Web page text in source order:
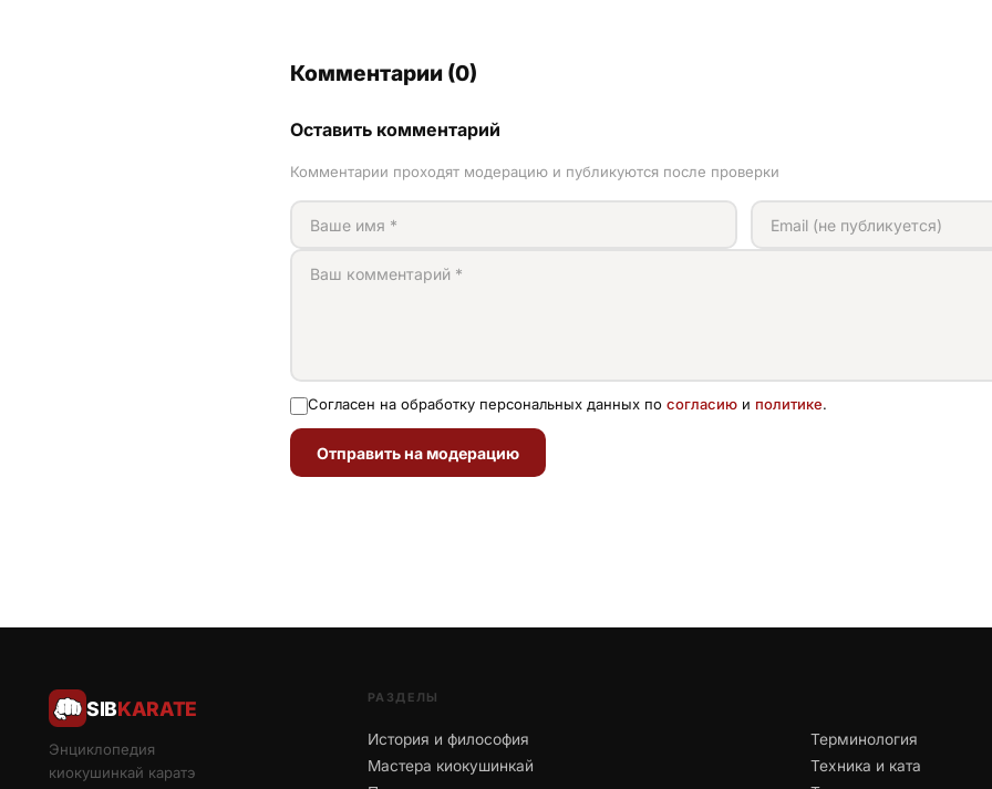
Комментарии (0)
Оставить комментарий
Комментарии проходят модерацию и публикуются после проверки
Согласен на обработку персональных данных по согласию и политике.
Отправить на модерацию
SIBKARATE
Энциклопедия
киокушинкай каратэ
РАЗДЕЛЫ
История и философия
Мастера киокушинкай
Терминология
Техника и ката